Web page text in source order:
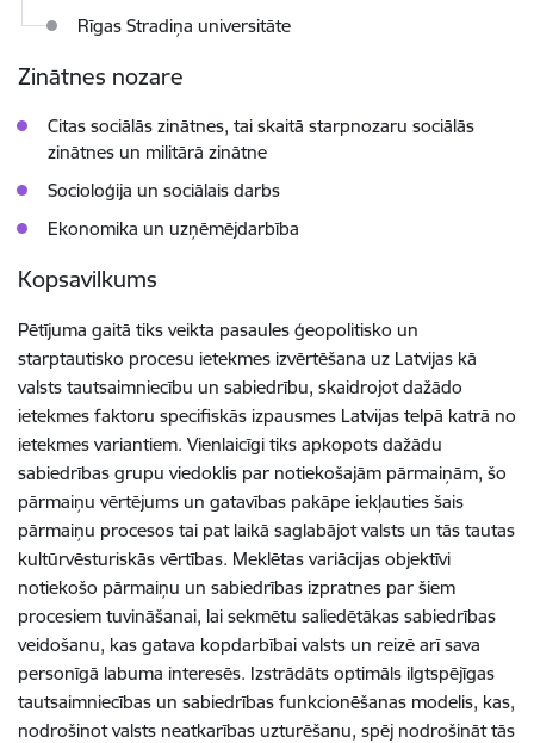
Rīgas Stradiņa universitāte
Zinātnes nozare
Citas sociālās zinātnes, tai skaitā starpnozaru sociālās
zinātnes un militārā zinātne
Socioloģija un sociālais darbs
Ekonomika un uzņēmējdarbība
Kopsavilkums
Pētījuma gaitā tiks veikta pasaules ģeopolitisko un
starptautisko procesu ietekmes izvērtēšana uz Latvijas kā
valsts tautsaimniecību un sabiedrību, skaidrojot dažādo
ietekmes faktoru specifiskās izpausmes Latvijas telpā katrā no
ietekmes variantiem. Vienlaicīgi tiks apkopots dažādu
sabiedrības grupu viedoklis par notiekošajām pārmaiņām, šo
pārmaiņu vērtējums un gatavības pakāpe iekļauties šais
pārmaiņu procesos tai pat laikā saglabājot valsts un tās tautas
kultūrvēsturiskās vērtības. Meklētas variācijas objektīvi
notiekošo pārmaiņu un sabiedrības izpratnes par šiem
procesiem tuvināšanai, lai sekmētu saliedētākas sabiedrības
veidošanu, kas gatava kopdarbībai valsts un reizē arī sava
personīgā labuma interesēs. Izstrādāts optimāls ilgtspējīgas
tautsaimniecības un sabiedrības funkcionēšanas modelis, kas,
nodrošinot valsts neatkarības uzturēšanu, spēj nodrošināt tās